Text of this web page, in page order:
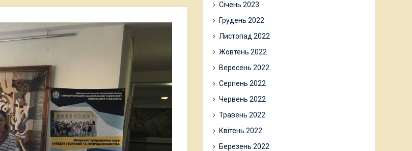
Січень 2023
Грудень 2022
Листопад 2022
Жовтень 2022
Вересень 2022
Серпень 2022
Червень 2022
Травень 2022
Квітень 2022
Березень 2022